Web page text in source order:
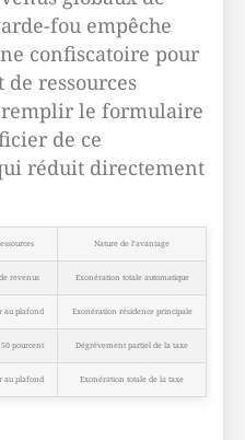
fou empêche
confiscatoire pour
de ressources
remplir le formulaire
de ce
réduit directement
Nature de l’avantage
revenus Exonération totale automatique
au plafond Exonération résidence principale
pourcent Dégrèvement partiel de la taxe
au plafond Exonération totale de la taxe